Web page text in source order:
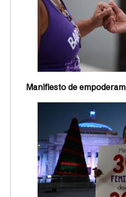
Manifiesto de